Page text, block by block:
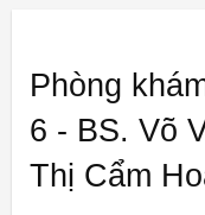
Phòng
6 - BS. Võ
Thị Cẩm